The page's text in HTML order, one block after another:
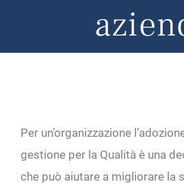
Per un’organizzazione
gestione per la Qualità è una
che può aiutare a migliorare la